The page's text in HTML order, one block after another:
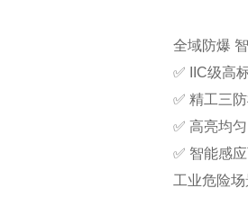
全域防爆
✅ IIC级高
✅ 精工三
✅ 高亮均
✅ 智能感
工业危险